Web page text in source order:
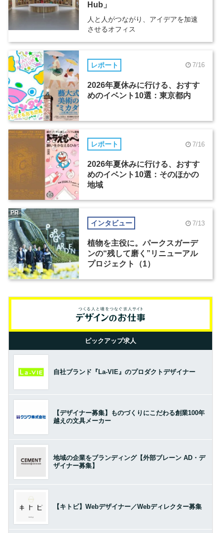
Hub」
人と人がつながり、アイデアを加速
させるオフィス
レポート 7/16
2026年夏休みに行ける、おすす
めのイベント10選：東京都内
レポート 7/16
2026年夏休みに行ける、おすす
めのイベント10選：そのほかの
地域
インタビュー 7/13
植物を主役に。パークスガーデ
ンの“残して磨く”リニューアル
プロジェクト（1）
PR
ピックアップ求人
自社ブランド『La-VIE』のプロダクトデザイナー
【デザイナー募集】ものづくりにこだわる創業100年
越えの文具メーカー
地域の企業をブランディング【外部ブレーン AD・デ
ザイナー募集】
【キトビ】Webデザイナー／Webディレクター募集